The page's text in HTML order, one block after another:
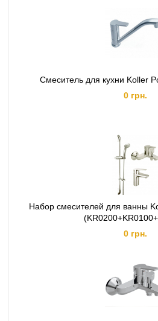
Смеситель для кухни Koller
0 грн.
Набор смесителей для ванны
0 грн.